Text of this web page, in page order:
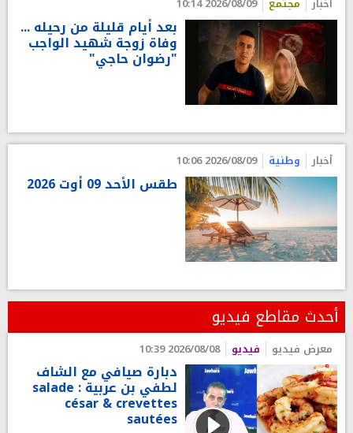
بعد أيام قليلة من رحيله ...
وفاة زوجة شهيد الواجب
"رضوان حاجي"
أخبار وطنية 2026/08/09 10:06
طقس الأحد 09 أوت 2026
أحدث مقاطع فيديو
معرض فيديو فيديو 2026/08/08 10:39
دبارة صيافي مع الشاف
لطفي بن عربية : salade
césar & crevettes
sautées